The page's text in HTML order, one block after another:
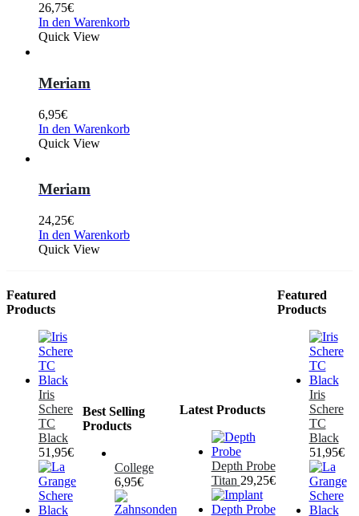
26,75€
In den Warenkorb
Quick View
Meriam
6,95€
In den Warenkorb
Quick View
Meriam
24,25€
In den Warenkorb
Quick View
Featured
Products
Iris
Schere
TC
Black
51,95€
Best Selling
Products
College
6,95€
Latest Products
Depth Probe
Titan 29,25€
Featured
Products
Iris
Schere
TC
Black
51,95€